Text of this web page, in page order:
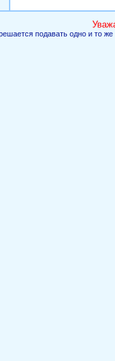
подавать одно и то